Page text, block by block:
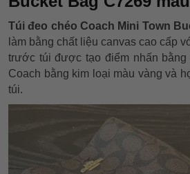
Túi đeo chéo Coach Mini Town
làm bằng chất liệu canvas cao cấp
trước túi được tạo điểm nhấn
Coach bằng kim loại màu vàng và
túi.